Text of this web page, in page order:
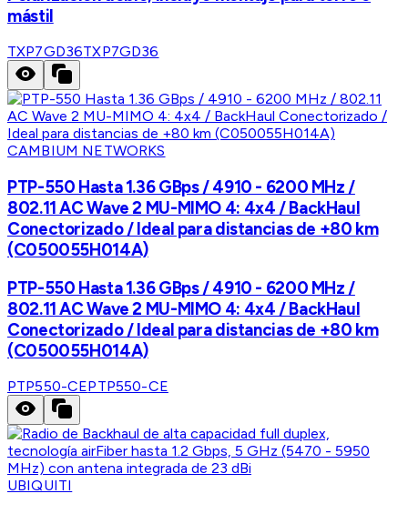
mástil
TXP7GD36TXP7GD36
CAMBIUM NETWORKS
PTP-550 Hasta 1.36 GBps / 4910 - 6200 MHz /
802.11 AC Wave 2 MU-MIMO 4: 4x4 / BackHaul
Conectorizado / Ideal para distancias de +80 km
(C050055H014A)
PTP-550 Hasta 1.36 GBps / 4910 - 6200 MHz /
802.11 AC Wave 2 MU-MIMO 4: 4x4 / BackHaul
Conectorizado / Ideal para distancias de +80 km
(C050055H014A)
PTP550-CEPTP550-CE
UBIQUITI